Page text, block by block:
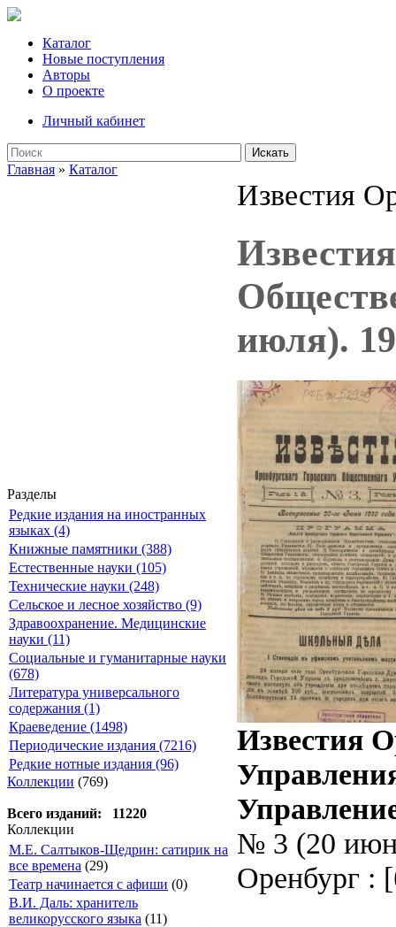
Каталог
Новые поступления
Авторы
О проекте
Личный кабинет
Искать
Главная » Каталог
Разделы
Редкие издания на иностранных
языках (4)
Книжные памятники (388)
Естественные науки (105)
Технические науки (248)
Сельское и лесное хозяйство (9)
Здравоохранение. Медицинские
науки (11)
Социальные и гуманитарные науки
(678)
Литература универсального
содержания (1)
Краеведение (1498)
Периодические издания (7216)
Редкие нотные издания (96)
Коллекции (769)
Всего изданий: 11220
Коллекции
М.Е. Салтыков-Щедрин: сатирик на
все времена (29)
Театр начинается с афиши (0)
В.И. Даль: хранитель
великорусского языка (11)
Известия
июля).
Известия
№ 3 (20
Оренбург :